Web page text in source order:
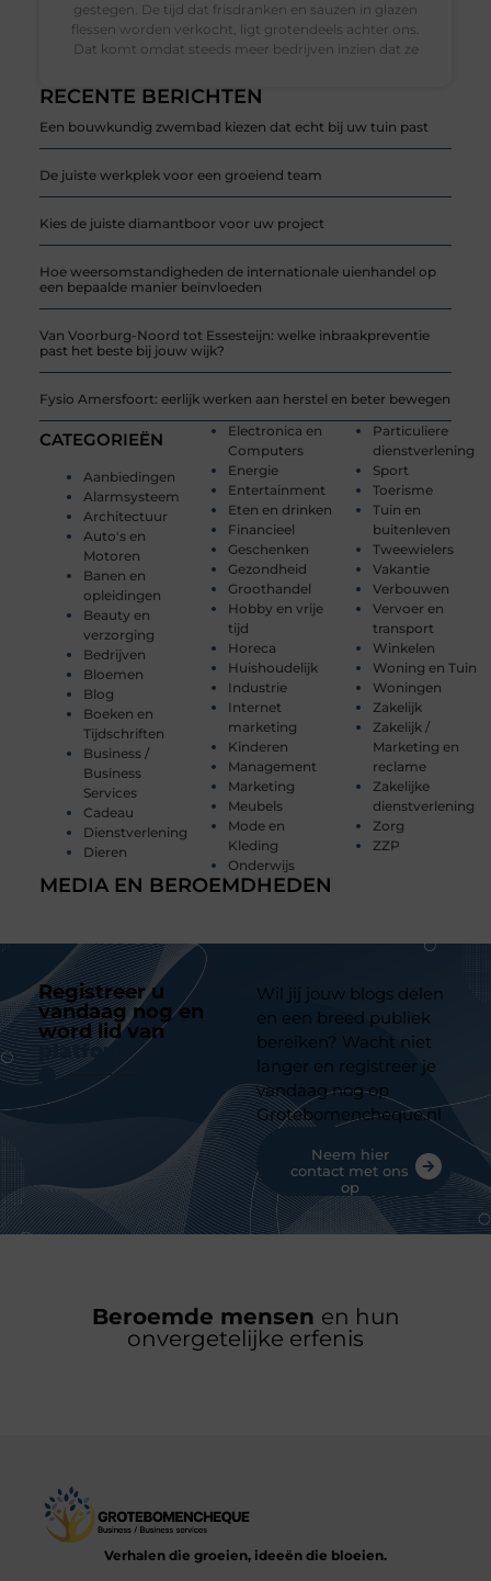
RECENTE BERICHTEN
Een bouwkundig zwembad kiezen dat echt bij uw tuin past
De juiste werkplek voor een groeiend team
Kies de juiste diamantboor voor uw project
Hoe weersomstandigheden de internationale uienhandel op
een bepaalde manier beïnvloeden
Van Voorburg-Noord tot Essesteijn: welke inbraakpreventie
past het beste bij jouw wijk?
Fysio Amersfoort: eerlijk werken aan herstel en beter bewegen
CATEGORIEËN
Aanbiedingen
Alarmsysteem
Architectuur
Auto's en
Motoren
Banen en
opleidingen
Beauty en
verzorging
Bedrijven
Bloemen
Blog
Boeken en
Tijdschriften
Business /
Business
Services
Cadeau
Dienstverlening
Dieren
Electronica en
Computers
Energie
Entertainment
Eten en drinken
Financieel
Geschenken
Gezondheid
Groothandel
Hobby en vrije
tijd
Horeca
Huishoudelijk
Industrie
Internet
marketing
Kinderen
Management
Marketing
Meubels
Mode en
Kleding
Onderwijs
Particuliere
dienstverlening
Sport
Toerisme
Tuin en
buitenleven
Tweewielers
Vakantie
Verbouwen
Vervoer en
transport
Winkelen
Woning en Tuin
Woningen
Zakelijk
Zakelijk /
Marketing en
reclame
Zakelijke
dienstverlening
Zorg
ZZP
MEDIA EN BEROEMDHEDEN
gestegen. De tijd dat frisdranken en sauzen in glazen
flessen worden verkocht, ligt grotendeels achter ons.
Dat komt omdat steeds meer bedrijven inzien dat ze
Registreer u
vandaag nog en
word lid van
platform
Wil jij jouw blogs delen
en een breed publiek
bereiken? Wacht niet
langer en registreer je
vandaag nog op
Grotebomencheque.nl
Neem hier
contact met ons
op
Beroemde mensen en hun
onvergetelijke erfenis
Verhalen die groeien, ideeën die bloeien.